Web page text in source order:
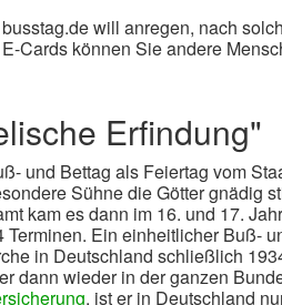
will anregen, nach
Cards können Sie andere
Erfindung"
und Bettag als Feiertag vom
Sühne die Götter gnädig
kam es dann im 16. und 17.
Ein einheitlicher Buß-
in Deutschland schließlich
dann wieder in der ganzen
, ist er in Deutschland